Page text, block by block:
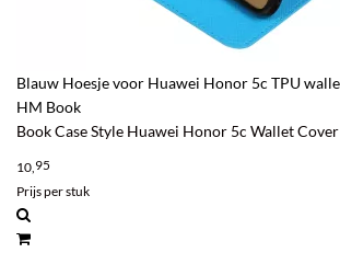
Blauw Hoesje voor Huawei Honor 5c TPU
HM Book
Book Case Style Huawei Honor 5c Wallet
10,95
Prijs per stuk